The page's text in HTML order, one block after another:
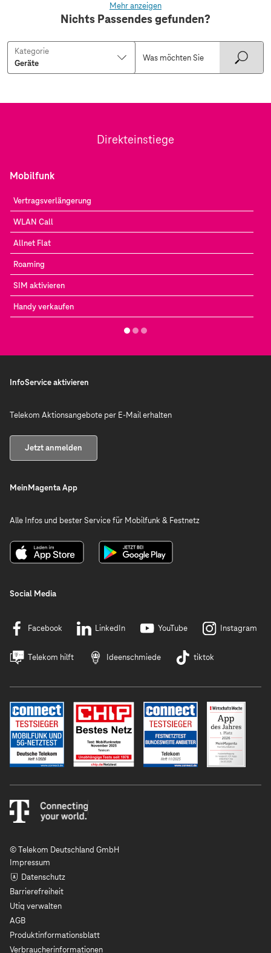
Mehr anzeigen
Nichts Passendes gefunden?
Kategorie
Direkteinstiege
Mobilfunk
Vertragsverlängerung
WLAN Call
Allnet Flat
Roaming
SIM aktivieren
Handy verkaufen
InfoService aktivieren
Telekom Aktionsangebote per E-Mail erhalten
Jetzt anmelden
MeinMagenta App
Alle Infos und bester Service für Mobilfunk & Festnetz
Social Media
Facebook LinkedIn YouTube Instagram
Telekom hilft Ideenschmiede tiktok
© Telekom Deutschland GmbH
Impressum
Datenschutz
Barrierefreiheit
Utiq verwalten
AGB
Produktinformationsblatt
Verbraucherinformationen